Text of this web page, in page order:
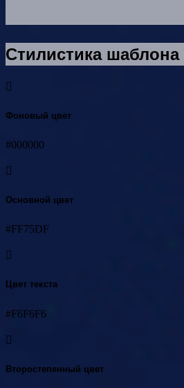
Стилистика шаблона
Фоновый цвет
#000000
Основной цвет
#FF75DF
Цвет текста
#F6F6F6
Второстепенный цвет